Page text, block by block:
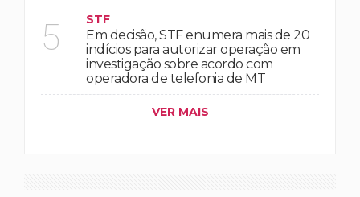
5 STF
Em decisão, STF enumera mais de 20
indícios para autorizar operação em
investigação sobre acordo com
operadora de telefonia de MT
VER MAIS